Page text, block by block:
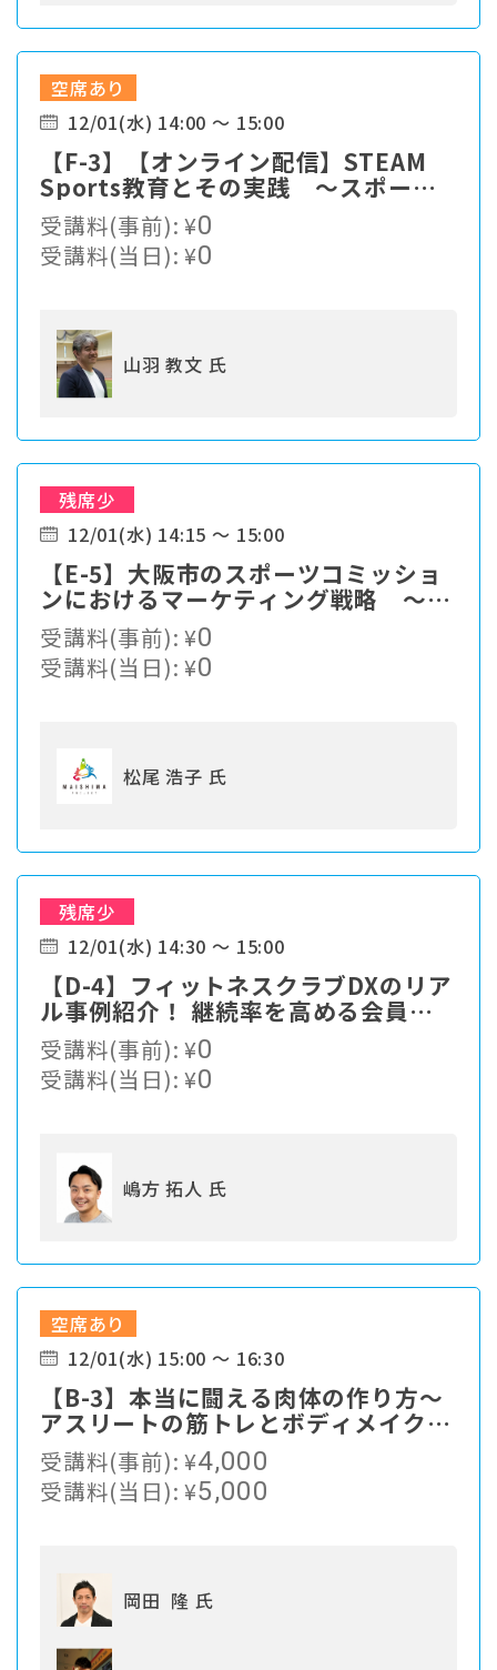
空席あり
12/01(水) 14:00 ～ 15:00
【F-3】【オンライン配信】STEAM
Sports教育とその実践 〜スポーツ
パフォーマンス研究成果を教育現場
へ〜
受講料(事前):¥0
受講料(当日):¥0
山羽 教文 氏
残席少
12/01(水) 14:15 ～ 15:00
【E-5】大阪市のスポーツコミッショ
ンにおけるマーケティング戦略 ～舞
洲プロジェクトの目指すもの～
受講料(事前):¥0
受講料(当日):¥0
松尾 浩子 氏
残席少
12/01(水) 14:30 ～ 15:00
【D-4】フィットネスクラブDXのリア
ル事例紹介！ 継続率を高める会員デ
ータ、行動データ活用術セミナー
受講料(事前):¥0
受講料(当日):¥0
嶋方 拓人 氏
空席あり
12/01(水) 15:00 ～ 16:30
【B-3】本当に闘える肉体の作り方〜
アスリートの筋トレとボディメイクの
筋トレの共通点と相違点〜
受講料(事前):¥4,000
受講料(当日):¥5,000
岡田 隆 氏